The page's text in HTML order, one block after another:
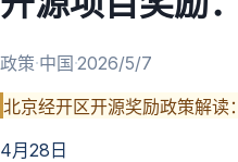
政策·中国·2026/5/7
北京经开区开源奖励政策解读
4月28日